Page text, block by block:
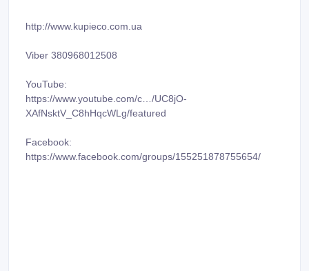
http://www.kupieco.com.ua
Viber 380968012508
YouTube:
https://www.youtube.com/c…/UC8jO-
XAfNsktV_C8hHqcWLg/featured
Facebook:
https://www.facebook.com/groups/155251878755654/